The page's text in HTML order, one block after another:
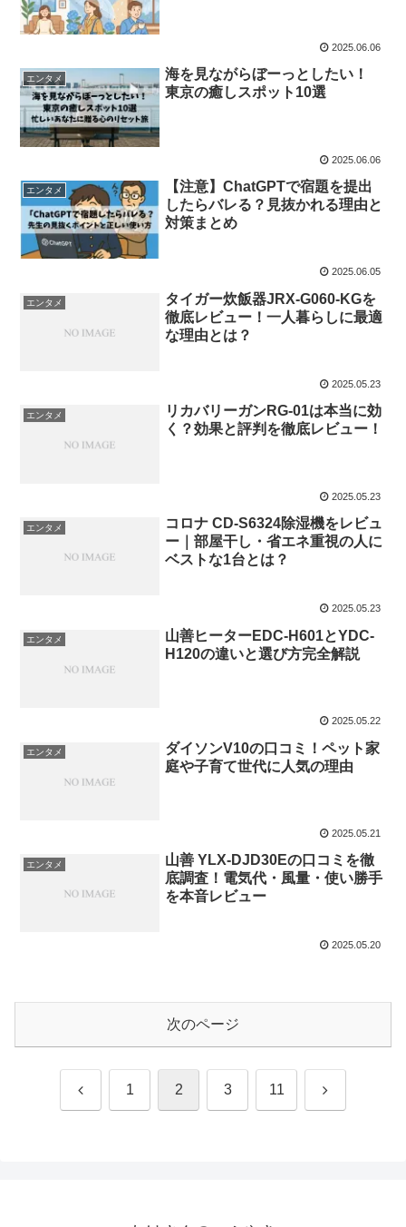
2025.06.06
エンタメ
海を見ながらぼーっとしたい！
東京の癒しスポット10選
2025.06.06
エンタメ
【注意】ChatGPTで宿題を提出
したらバレる？見抜かれる理由と
対策まとめ
2025.06.05
エンタメ
タイガー炊飯器JRX-G060-KGを
徹底レビュー！一人暮らしに最適
な理由とは？
2025.05.23
エンタメ
リカバリーガンRG-01は本当に効
く？効果と評判を徹底レビュー！
2025.05.23
エンタメ
コロナ CD-S6324除湿機をレビュ
ー｜部屋干し・省エネ重視の人に
ベストな1台とは？
2025.05.23
エンタメ
山善ヒーターEDC-H601とYDC-
H120の違いと選び方完全解説
2025.05.22
エンタメ
ダイソンV10の口コミ！ペット家
庭や子育て世代に人気の理由
2025.05.21
エンタメ
山善 YLX-DJD30Eの口コミを徹
底調査！電気代・風量・使い勝手
を本音レビュー
2025.05.20
次のページ
前 1 2 3 11 次